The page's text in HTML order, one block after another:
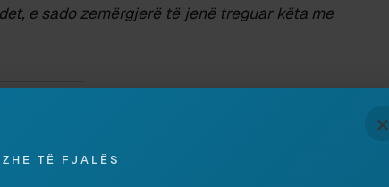
e sado zemërgjerë të jenë treguar këta me
×
TË FJALËS